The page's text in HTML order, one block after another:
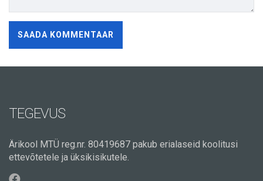
TEGEVUS
Ärikool MTÜ reg.nr. 80419687 pakub erialaseid koolitusi
ettevõtetele ja üksikisikutele.